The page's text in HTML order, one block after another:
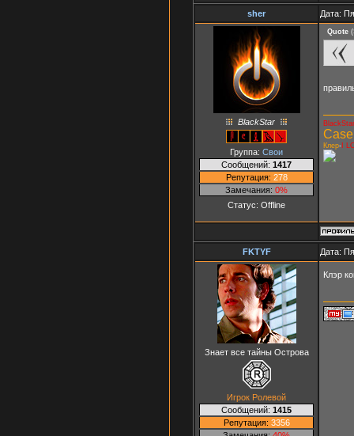
sher Дата:
BlackStar
Группа: Свои
Сообщений: 1417
Репутация: 278
Замечания: 0%
Статус: Offline
Quote (
Case
Клер- I
FKTYF Дата:
Знает все тайны Острова
Игрок Ролевой
Сообщений: 1415
Репутация: 3356
Клэр